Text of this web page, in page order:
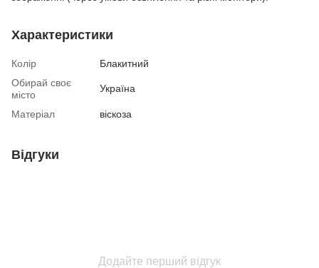
Характеристики
Колір
Блакитний
Обирай своє
місто
Україна
Матеріал віскоза
Відгуки
Додайте перший відгук